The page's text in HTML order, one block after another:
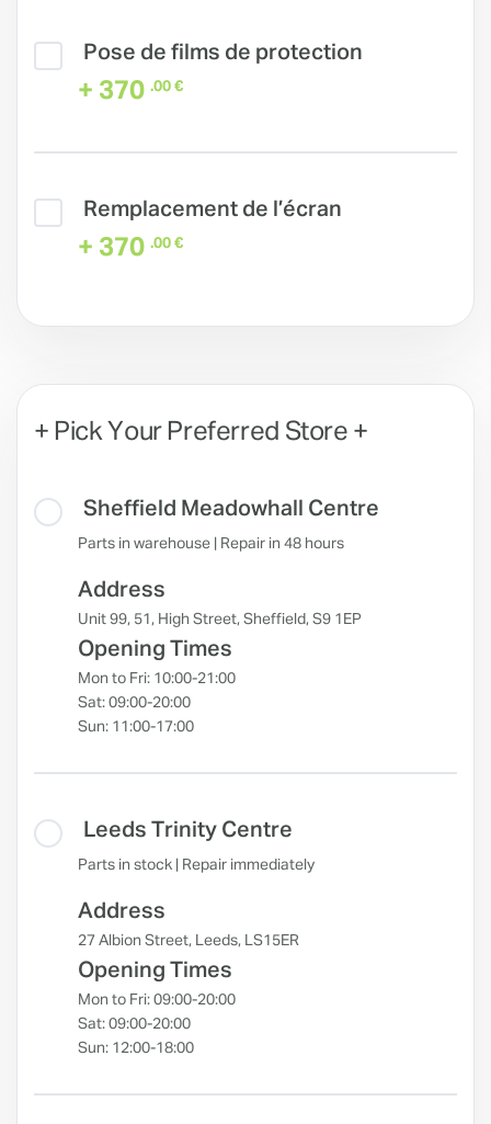
Pose de films de protection
+ 370 .00 €
Remplacement de l’écran
+ 370 .00 €
+ Pick Your Preferred Store +
Sheffield Meadowhall Centre
Parts in warehouse | Repair in 48 hours
Address
Unit 99, 51, High Street, Sheffield, S9 1EP
Opening Times
Mon to Fri: 10:00-21:00
Sat: 09:00-20:00
Sun: 11:00-17:00
Leeds Trinity Centre
Parts in stock | Repair immediately
Address
27 Albion Street, Leeds, LS15ER
Opening Times
Mon to Fri: 09:00-20:00
Sat: 09:00-20:00
Sun: 12:00-18:00